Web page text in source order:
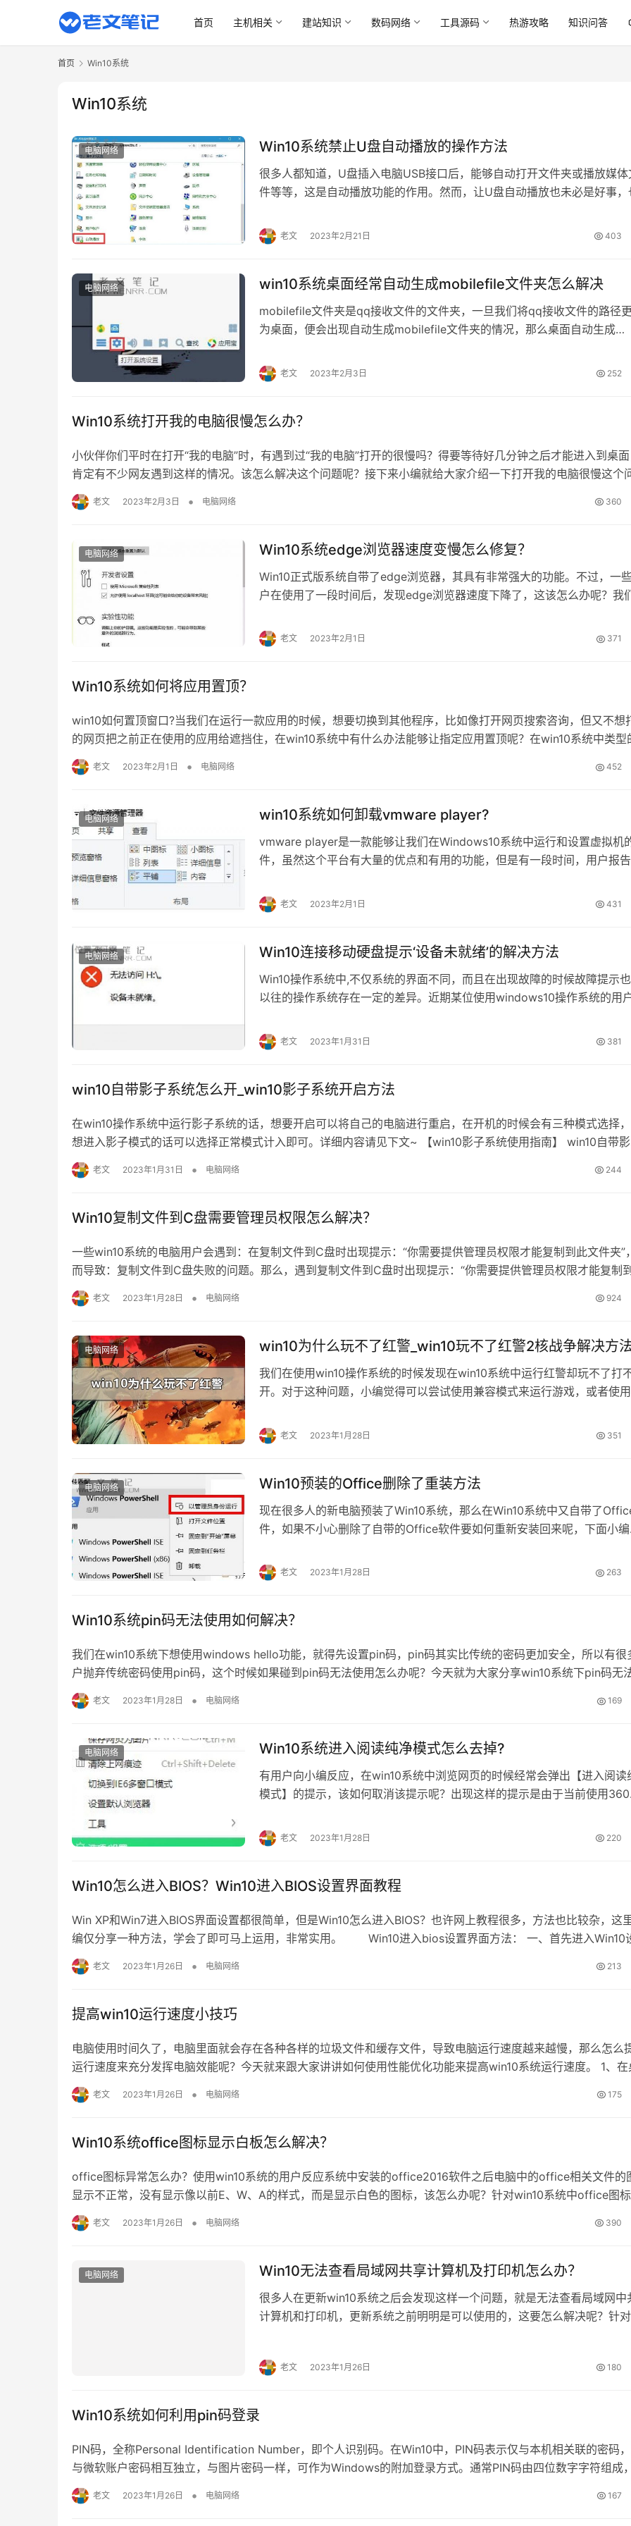
首页 主机相关 建站知识 数码网络 工具源码 热游攻略 知识问答
首页 Win10系统
Win10系统
电脑网络 Win10系统禁止U盘自动播放的操作方法
很多人都知道，U盘插入电脑USB接口后，能够自动打开文件夹或播放媒体
件等等，这是自动播放功能的作用。然而，让U盘自动播放也未必是好事，
Win10系统下，想进行设置插入某种媒体和设备时的后续操作，需要进入“控
面板”中“自动播放”选项”; 2、在“自动播放”窗口中，根据自己的需要(以…
老文 2023年2月21日 403
电脑网络 win10系统桌面经常自动生成mobilefile文件夹怎么解决
mobilefile文件夹是qq接收文件的文件夹，一旦我们将qq接收文件的路径
为桌面，便会出现自动生成mobilefile文件夹的情况，那么桌面自动生成
面一起来看具体操作。 桌面自动生成mobilefile文件夹解决方法： 1、首先
开qq，并点击窗口下方的“打开系统设置”，…
老文 2023年2月3日 252
Win10系统打开我的电脑很慢怎么办？
小伙伴你们平时在打开“我的电脑”时，有遇到过“我的电脑”打开的很慢吗？得要等待好几分钟之后才能进入到桌面
肯定有不少网友遇到这样的情况。该怎么解决这个问题呢？接下来小编就给大家介绍一下打开我的电脑很慢这个
解决办法。 一直以来都有着很多的用户向小编抱怨电脑中的资源管理器运行速度太慢，那么什么是资源管理器呢？
其实资源管理器就是帮助我们保存所有电脑文件的程序，…
老文 2023年2月3日 • 电脑网络 360
电脑网络 Win10系统edge浏览器速度变慢怎么修复？
Win10正式版系统自带了edge浏览器，其具有非常强大的功能。不过，一
户在使用了一段时间后，发现edge浏览器速度下降了，这该怎么办呢？我
度的技巧。 具体如下： 1、打开Edge浏览器后，在地址栏输入
后回车。 2、在“开发者设置”页面找到如下三…
老文 2023年2月1日 371
Win10系统如何将应用置顶？
win10如何置顶窗口?当我们在运行一款应用的时候，想要切换到其他程序，比如像打开网页搜索咨询，但又不想
的网页把之前正在使用的应用给遮挡住，在win10系统中有什么办法能够让指定应用置顶呢？在win10系统中类型
用已有置顶功能，如影音播放器 — 电影和电视，下面小编给大家分享下置顶应用的操作步骤： 1、打开开始菜单
在应用中找到并点击“电…
老文 2023年2月1日 • 电脑网络 452
电脑网络 win10系统如何卸载vmware player?
vmware player是一款能够让我们在Windows10系统中运行和设置虚拟机
件，虽然这个平台有大量的优点和有用的功能，但是有一段时间，用户报告
中。在点击“卸载”或“删除”按钮，无法卸载程序。 出现这样的主要原因在于
户帐户。如果程序安装在一个用户帐户上，另一个用户将无法卸…
老文 2023年2月1日 431
电脑网络 Win10连接移动硬盘提示‘设备未就绪’的解决方法
Win10操作系统中,不仅系统的界面不同，而且在出现故障的时候故障提示
以往的操作系统存在一定的差异。近期某位使用windows10操作系统的用
开后便弹出错误提示弹窗：“设备未就绪” ，是怎么回事呢？出现这样的现象
般由于供电不足引起的，下面小编给大家分享下解决方法。 在USB 2.0…
老文 2023年1月31日 381
win10自带影子系统怎么开_win10影子系统开启方法
在win10操作系统中运行影子系统的话，想要开启可以将自己的电脑进行重启，在开机的时候会有三种模式选择
想进入影子模式的话可以选择正常模式计入即可。详细内容请见下文~ 【win10影子系统使用指南】 win10自带影
系统怎么开1、在电脑开机的时候会看到模式选择的界面 2、影子系统有三种模式选择：单一影子模式、完全影子
式、正常模式 3、单一影子模式只是将…
老文 2023年1月31日 • 电脑网络 244
Win10复制文件到C盘需要管理员权限怎么解决？
一些win10系统的电脑用户会遇到：在复制文件到C盘时出现提示：“你需要提供管理员权限才能复制到此文件夹”
而导致：复制文件到C盘失败的问题。那么，遇到复制文件到C盘时出现提示：“你需要提供管理员权限才能复制
文件夹”怎么办？下面，来看看具体的解决方法！ 问：复制文件到C盘时出现提示：“你需要提供管理员权限才能复
到此文件夹”怎么办？ 答：按照下面的步骤…
老文 2023年1月28日 • 电脑网络 924
电脑网络 win10为什么玩不了红警_win10玩不了红警2核战争解决方
我们在使用win10操作系统的时候发现在win10系统中运行红警却玩不了打
开。对于这种问题，小编觉得可以尝试使用兼容模式来运行游戏，或者使用
助到你。 win10为什么玩不了红警方法一 1.首先值得怀疑的是程序兼容问题
成的win10无法运行红警。在红警的快捷方式上右击——【属性】。 2.…
老文 2023年1月28日 351
电脑网络 Win10预装的Office删除了重装方法
现在很多人的新电脑预装了Win10系统，那么在Win10系统中又自带了
件，如果不小心删除了自带的Office软件要如何重新安装回来呢，下面小编
任务栏中输入powershell，在右键点击选择以管理员身份运行； 2、然后，
输入代码； Get-AppxPackage …
老文 2023年1月28日 263
Win10系统pin码无法使用如何解决？
我们在win10系统下想使用windows hello功能，就得先设置pin码，pin码其实比传统的密码更加安全，所以有很
户抛弃传统密码使用pin码，这个时候如果碰到pin码无法使用怎么办呢？今天就为大家分享win10系统下pin码无
用的解决方法。 解决方法： 1、在任务栏搜索框中输入“服务”，在搜索结果中打开“服务”，如图所示： 2、…
老文 2023年1月28日 • 电脑网络 169
电脑网络 Win10系统进入阅读纯净模式怎么去掉?
有用户向小编反应，在win10系统中浏览网页的时候经常会弹出【进入阅读
模式】的提示，该如何取消该提示呢？出现这样的提示是由于当前使用360
是否包含图片，若不包含图片则会弹出该提示，对于看下说的用户来说是不
的功能，但是对于一些需要展开下文的网页不仅没有好处而且无法尽心展开
老文 2023年1月28日 220
Win10怎么进入BIOS？Win10进入BIOS设置界面教程
Win XP和Win7进入BIOS界面设置都很简单，但是Win10怎么进入BIOS？也许网上教程很多，方法也比较杂，这
编仅分享一种方法，学会了即可马上运用，非常实用。 Win10进入bios设置界面方法： 一、首先进入Win10
界面，在其界面找到并点击【更新和安全】选项，如图所示。 二、进来之后，在其左侧点击一下【恢复】选
项，然后在右侧点击一…
老文 2023年1月26日 • 电脑网络 213
提高win10运行速度小技巧
电脑使用时间久了，电脑里面就会存在各种各样的垃圾文件和缓存文件，导致电脑运行速度越来越慢，那么怎么
运行速度来充分发挥电脑效能呢？今天就来跟大家讲讲如何使用性能优化功能来提高win10系统运行速度。 1、在
面右键点击开始菜单，在弹出的菜单栏中选择“控制面板”，如下图所示： 2、在打开的窗口中，点击“系统”，如下
所示： 3、点击左侧的“高级系统设置”，如…
老文 2023年1月26日 • 电脑网络 175
Win10系统office图标显示白板怎么解决？
office图标异常怎么办？使用win10系统的用户反应系统中安装的office2016软件之后电脑中的office相关文件的
显示不正常，没有显示像以前E、W、A的样式，而是显示白色的图标，该怎么办呢？针对win10系统中office图标
示白板的问题在本文中给大家介绍下解决方法。 win10系统office图标显示白板的解决方法： 1、按下win+s打…
老文 2023年1月26日 • 电脑网络 390
电脑网络 Win10无法查看局域网共享计算机及打印机怎么办？
很多人在更新win10系统之后会发现这样一个问题，就是无法查看局域网中
计算机和打印机，更新系统之前明明是可以使用的，这要怎么解决呢？针对
地计算机“文件共享”功能被关闭所造成的。 您可以尝试以下方案： 1
老文 2023年1月26日 180
Win10系统如何利用pin码登录
PIN码，全称Personal Identification Number，即个人识别码。在Win10中，PIN码表示仅与本机相关联的密码
与微软账户密码相互独立，与图片密码一样，可作为Windows的附加登录方式。通常PIN码由四位数字字符组成
Win10中可以不少于4个数字。设置PIN密码后，在登录系统时只需要输入PIN密码，甚至不用敲回车系统就可以…
老文 2023年1月26日 • 电脑网络 167